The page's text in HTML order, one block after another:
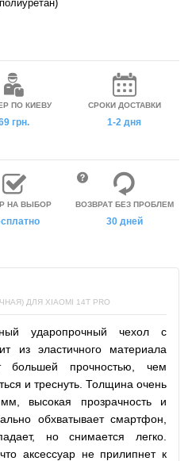
ПО КИЕВУ
грн.
СРОКИ ДОСТАВКИ
1-2 дня
НА ВЫБОР ВОЗВРАТ БЕЗ ПРОБЛЕМ
30 дней
ДЛЯ XIAOMI 14T PRO
ударопрочный чехол с
из эластичного материала
большей прочностью, чем
и треснуть. Толщина очень
высокая прозрачность и
обхватывает смартфон,
но снимается легко.
аксессуар не прилипнет к